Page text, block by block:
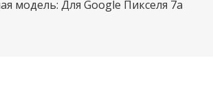
модель: Для Google Пикселя 7а